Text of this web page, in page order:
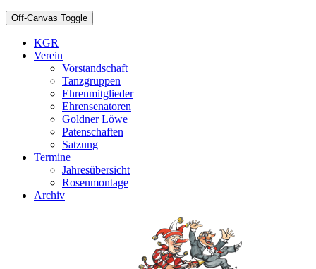
Off-Canvas Toggle
KGR
Verein
Vorstandschaft
Tanzgruppen
Ehrenmitglieder
Ehrensenatoren
Goldner Löwe
Patenschaften
Satzung
Termine
Jahresübersicht
Rosenmontage
Archiv